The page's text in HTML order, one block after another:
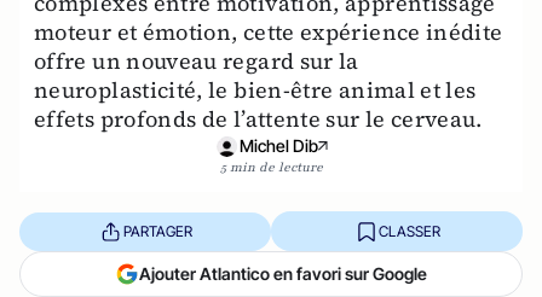
moteur et émotion, cette expérience inédite
offre un nouveau regard sur la
neuroplasticité, le bien-être animal et les
effets profonds de l’attente sur le cerveau.
Michel Dib
5 min de lecture
PARTAGER CLASSER
Ajouter Atlantico en favori sur Google